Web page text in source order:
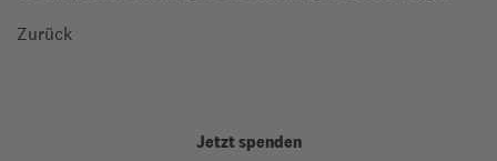
Zurück
Jetzt spenden